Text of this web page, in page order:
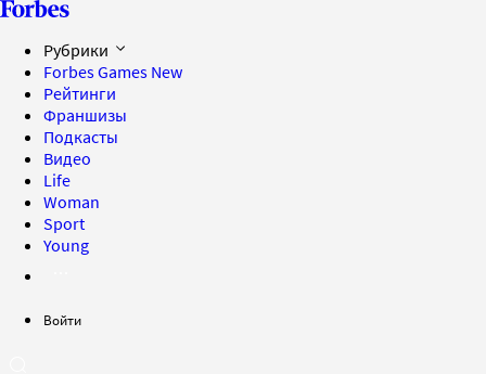
Рубрики
Forbes Games New
Рейтинги
Франшизы
Подкасты
Видео
Life
Woman
Sport
Young
Войти